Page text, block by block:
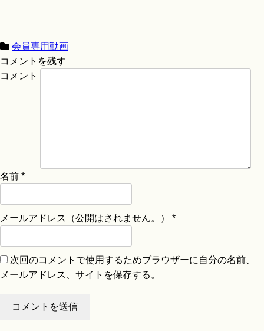
会員専用動画
コメントを残す
コメント
名前 *
メールアドレス（公開はされません。） *
次回のコメントで使用するためブラウザーに自分の名前、
メールアドレス、サイトを保存する。